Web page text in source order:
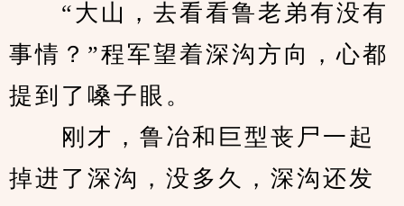
“大山，去看看鲁老弟有没有
事情？”程军望着深沟方向，心都
提到了嗓子眼。
刚才，鲁冶和巨型丧尸一起
掉进了深沟，没多久，深沟还发